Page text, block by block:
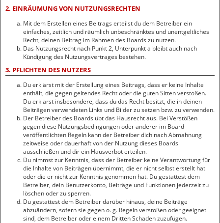
2. EINRÄUMUNG VON NUTZUNGSRECHTEN
Mit dem Erstellen eines Beitrags erteilst du dem Betreiber ein
einfaches, zeitlich und räumlich unbeschränktes und unentgeltliches
Recht, deinen Beitrag im Rahmen des Boards zu nutzen.
Das Nutzungsrecht nach Punkt 2, Unterpunkt a bleibt auch nach
Kündigung des Nutzungsvertrages bestehen.
3. PFLICHTEN DES NUTZERS
Du erklärst mit der Erstellung eines Beitrags, dass er keine Inhalte
enthält, die gegen geltendes Recht oder die guten Sitten verstoßen.
Du erklärst insbesondere, dass du das Recht besitzt, die in deinen
Beiträgen verwendeten Links und Bilder zu setzen bzw. zu verwenden.
Der Betreiber des Boards übt das Hausrecht aus. Bei Verstößen
gegen diese Nutzungsbedingungen oder anderer im Board
veröffentlichten Regeln kann der Betreiber dich nach Abmahnung
zeitweise oder dauerhaft von der Nutzung dieses Boards
ausschließen und dir ein Hausverbot erteilen.
Du nimmst zur Kenntnis, dass der Betreiber keine Verantwortung für
die Inhalte von Beiträgen übernimmt, die er nicht selbst erstellt hat
oder die er nicht zur Kenntnis genommen hat. Du gestattest dem
Betreiber, dein Benutzerkonto, Beiträge und Funktionen jederzeit zu
löschen oder zu sperren.
Du gestattest dem Betreiber darüber hinaus, deine Beiträge
abzuändern, sofern sie gegen o. g. Regeln verstoßen oder geeignet
sind, dem Betreiber oder einem Dritten Schaden zuzufügen.